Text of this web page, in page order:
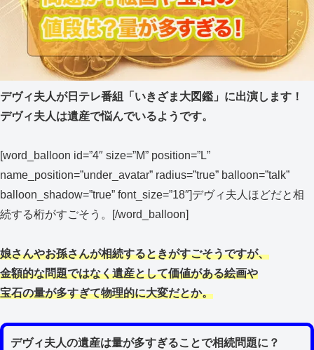
デヴィ夫人が日テレ番組「いきざま大図鑑」に出演します！
デヴィ夫人は遺産で悩んでいるようです。
[word_balloon id=”4″ size=”M” position=”L”
name_position=”under_avatar” radius=”true” balloon=”talk”
balloon_shadow=”true” font_size=”18″]デヴィ夫人ほどだと相
続する桁がすごそう。[/word_balloon]
娘さんやお孫さんが相続するときがすごそうですが、
金額的な問題ではなく遺産として価値がある絵画や
宝石の量が多すぎて物理的に大変だとか。
デヴィ夫人の遺産は量が多すぎることで相続問題に？